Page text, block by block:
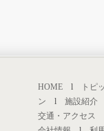
HOME l
トピ
ン l 施設紹介
交通・アクセス